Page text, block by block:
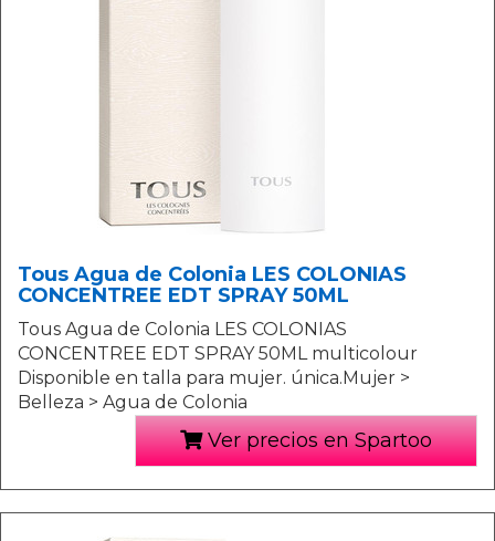
Tous Agua de Colonia LES COLONIAS
CONCENTREE EDT SPRAY 50ML
Tous Agua de Colonia LES COLONIAS
CONCENTREE EDT SPRAY 50ML multicolour
Disponible en talla para mujer. única.Mujer >
Belleza > Agua de Colonia
Ver precios en Spartoo